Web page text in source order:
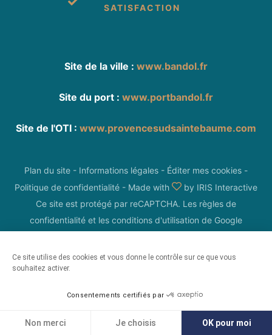
SATISFACTION
Site de la ville : www.bandol.fr
Site du port : www.portbandol.fr
Site de l'OTI : www.provencesudsaintebaume.com
Plan du site - Informations légales - Éditer mes cookies -
Politique de confidentialité - Made with by IRIS Interactive
Ce site est protégé par reCAPTCHA. Les règles de
confidentialité et les conditions d'utilisation de Google
Ce site utilise des cookies et vous donne le contrôle sur ce que vous
souhaitez activer.
Consentements certifiés par
Non merci Je choisis OK pour moi